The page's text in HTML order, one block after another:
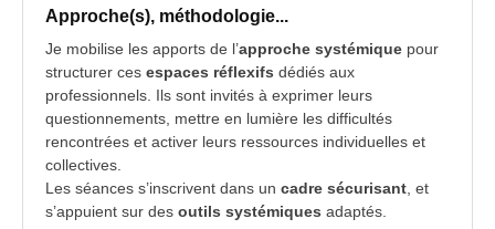
Approche(s), méthodologie...
Je mobilise les apports de l’approche systémique pour
structurer ces espaces réflexifs dédiés aux
professionnels. Ils sont invités à exprimer leurs
questionnements, mettre en lumière les difficultés
rencontrées et activer leurs ressources individuelles et
collectives.
Les séances s’inscrivent dans un cadre sécurisant , et
s’appuient sur des outils systémiques adaptés.